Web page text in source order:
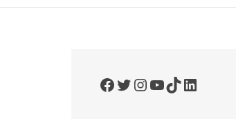
Facebook
Twitter
Instagram
YouTube
TikTokLinkedIn